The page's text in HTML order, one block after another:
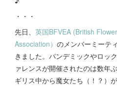
・・・
先日、 英国BFVEA (British
Association） のメンバーミーテ
きました。パンデミックやロッ
ァレンスが開催されたのは数年
ギリス中から魔女たち（！？）